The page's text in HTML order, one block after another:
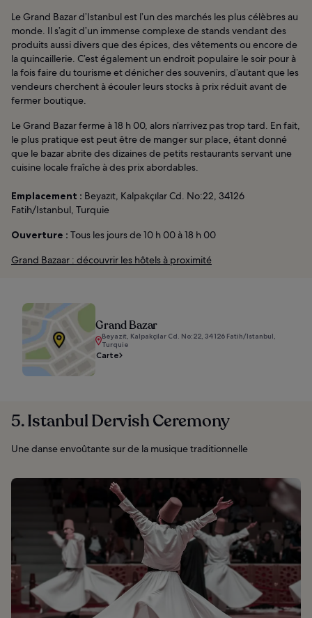
Le Grand Bazar d’Istanbul est l’un des marchés les plus célèbres au
monde. Il s’agit d’un immense complexe de stands vendant des
produits aussi divers que des épices, des vêtements ou encore de
la quincaillerie. C’est également un endroit populaire le soir pour à
la fois faire du tourisme et dénicher des souvenirs, d’autant que les
vendeurs cherchent à écouler leurs stocks à prix réduit avant de
fermer boutique.
Le Grand Bazar ferme à 18 h 00, alors n’arrivez pas trop tard. En fait,
le plus pratique est peut être de manger sur place, étant donné
que le bazar abrite des dizaines de petits restaurants servant une
cuisine locale fraîche à des prix abordables.
Emplacement : Beyazıt, Kalpakçılar Cd. No:22, 34126
Fatih/Istanbul, Turquie
Ouverture : Tous les jours de 10 h 00 à 18 h 00
Grand Bazaar : découvrir les hôtels à proximité
Grand Bazar
Beyazıt, Kalpakçılar Cd. No:22, 34126 Fatih/Istanbul,
Turquie
Carte
5. Istanbul Dervish Ceremony
Une danse envoûtante sur de la musique traditionnelle